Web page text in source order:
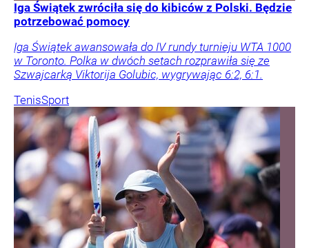
Iga Świątek zwróciła się do kibiców z Polski. Będzie
potrzebować pomocy
Iga Świątek awansowała do IV rundy turnieju WTA 1000
w Toronto. Polka w dwóch setach rozprawiła się ze
Szwajcarką Viktorija Golubic, wygrywając 6:2, 6:1.
TenisSport